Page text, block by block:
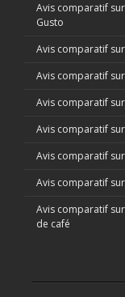
Avis comparatif
Gusto
Avis comparatif
Avis comparatif
Avis comparatif
Avis comparatif
Avis comparatif sur
Avis comparatif
Avis comparatif
de café